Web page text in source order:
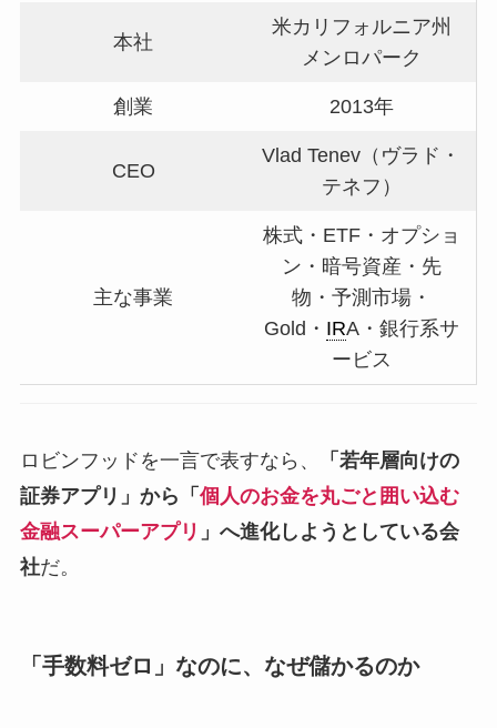
本社
米カリフォルニア州
メンロパーク
創業 2013年
CEO
Vlad Tenev（ヴラド・
テネフ）
主な事業
株式・ETF・オプショ
ン・暗号資産・先
物・予測市場・
Gold・ IRA・銀行系サ
ービス
ロビンフッドを一言で表すなら、
「若年層向けの
証券アプリ」から「 個人のお金を丸ごと囲い込む
金融スーパーアプリ 」へ進化しようとしている会
社だ。
「手数料ゼロ」なのに、なぜ儲かるのか